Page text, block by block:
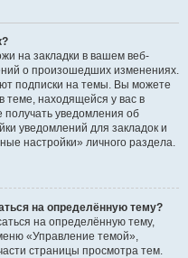
на закладки в вашем веб-
о произошедших изменениях.
подписки на темы. Вы можете
теме, находящейся у вас в
получать уведомления об
уведомлений для закладок и
настройки» личного раздела.
на определённую тему?
на определённую тему,
«Управление темой»,
страницы просмотра тем.